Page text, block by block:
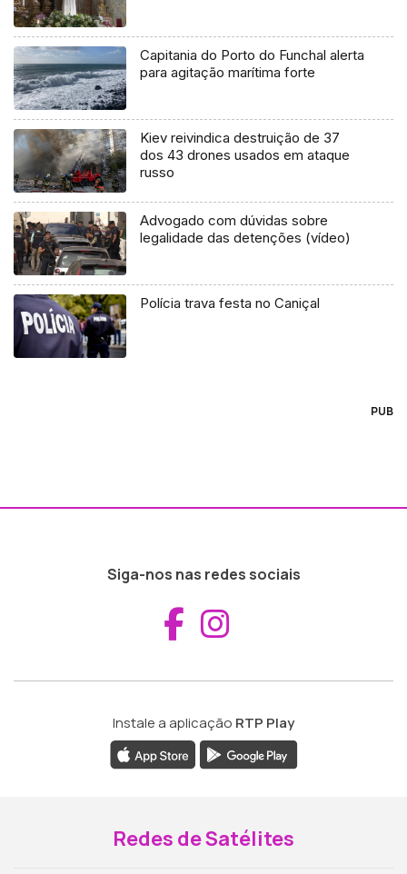
Capitania do Porto do Funchal alerta
para agitação marítima forte
Kiev reivindica destruição de 37
dos 43 drones usados em ataque
russo
Advogado com dúvidas sobre
legalidade das detenções (vídeo)
Polícia trava festa no Caniçal
PUB
Siga-nos nas redes sociais
Aceder ao
Instale a aplicação RTP Play
Redes de Satélites